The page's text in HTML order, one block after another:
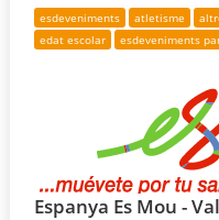
esdeveniments atletisme
edat escolar
esdeveniments
Espanya Es Mou -